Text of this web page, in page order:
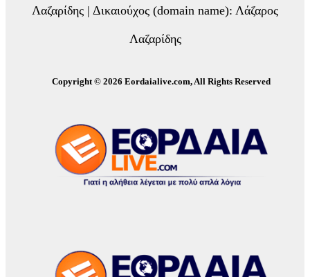
Λαζαρίδης | Δικαιούχος (domain name): Λάζαρος
Λαζαρίδης
Copyright © 2026 Eordaialive.com, All Rights Reserved